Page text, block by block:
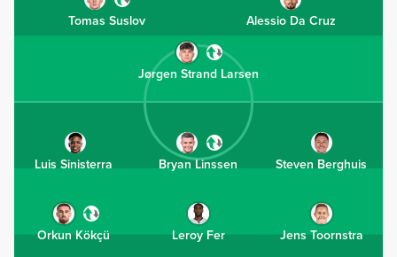
Tomas Suslov Alessio Da Cruz
Jørgen Strand Larsen
Jens Toornstra
Leroy Fer
Orkun Kökçü
Steven Berghuis
Bryan Linssen
Luis Sinisterra